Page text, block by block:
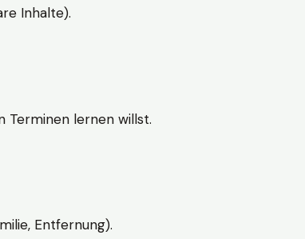
Inhalte).
Terminen lernen willst.
Entfernung).